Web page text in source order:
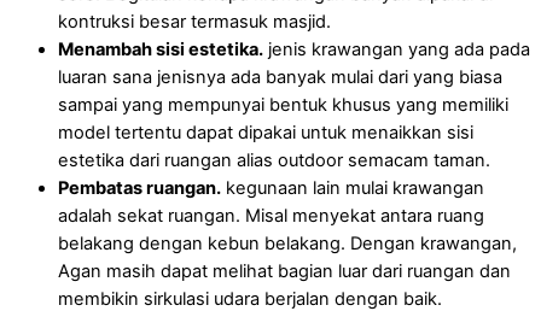
kontruksi besar termasuk masjid.
Menambah sisi estetika. jenis krawangan yang ada pada
luaran sana jenisnya ada banyak mulai dari yang biasa
sampai yang mempunyai bentuk khusus yang memiliki
model tertentu dapat dipakai untuk menaikkan sisi
estetika dari ruangan alias outdoor semacam taman.
Pembatas ruangan. kegunaan lain mulai krawangan
adalah sekat ruangan. Misal menyekat antara ruang
belakang dengan kebun belakang. Dengan krawangan,
Agan masih dapat melihat bagian luar dari ruangan dan
membikin sirkulasi udara berjalan dengan baik.